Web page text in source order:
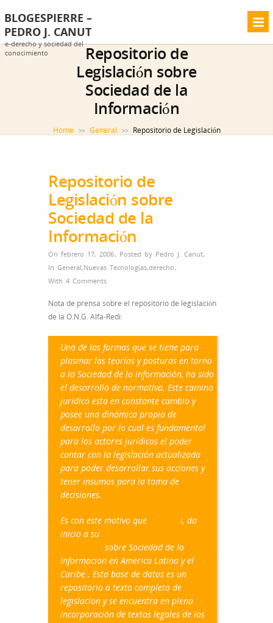
BLOGESPIERRE –
PEDRO J. CANUT
e-derecho y sociedad del
conocimiento
Repositorio de
Legislación sobre
Sociedad de la
Información
Home >> General >>
Repositorio de Legislación
Repositorio de
Legislación sobre
Sociedad de la
Información
On febrero 17, 2006, Posted by Pedro J. Canut,
In General,Nuevas Tecnologías,derecho,
With 4 Comments
Nota de prensa sobre el repositorio de legislación
de la O.N.G. Alfa-Redi:
Una de las formas que se tiene para
plasmar las teorías y posturas en torno
a la Sociedad de la información, ha sido
el desarrollo de normativa. Este camino
jurídico esta en constante cambio y
posee una dinámica propia de
desarrollo por lo cual es fundamental
para los actores jurídicos el poder
contar con la legislación actualizada
para poder desarrollar sus acciones y
tener insumos para la toma de
decisiones.
Es con este motivo que
i, da
inicio a su
sobre Sociedad de la
Informacion en America Latina y el
Caribe . Esta base de datos es un
repositorio a texto completo de
legislacion y se encuentra en plena
incorporación de textos legales de los